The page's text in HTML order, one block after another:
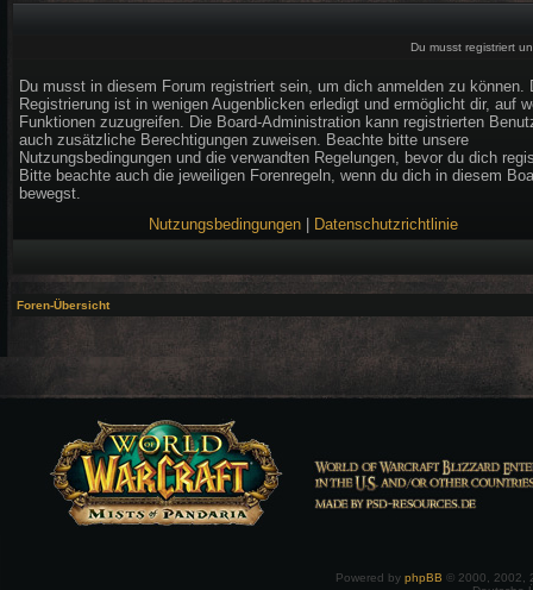
Du musst registriert
Du musst in diesem Forum registriert sein, um dich anmelden zu können.
Registrierung ist in wenigen Augenblicken erledigt und ermöglicht dir, auf
Funktionen zuzugreifen. Die Board-Administration kann registrierten
auch zusätzliche Berechtigungen zuweisen. Beachte bitte unsere
Nutzungsbedingungen und die verwandten Regelungen, bevor du dich
Bitte beachte auch die jeweiligen Forenregeln, wenn du dich in diesem
bewegst.
Nutzungsbedingungen
Datenschutzrichtlinie
Foren-Übersicht
Powered by phpBB © 2000, 2002,